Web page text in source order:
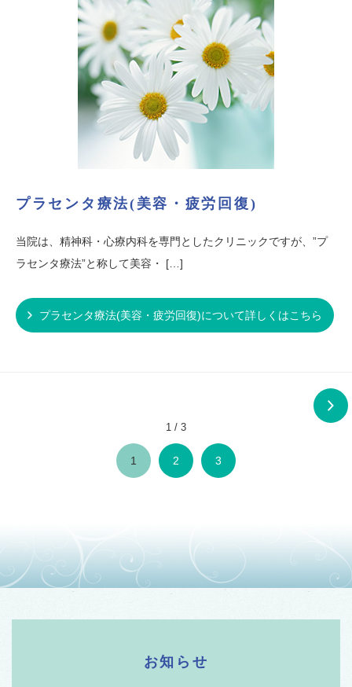
プラセンタ療法(美容・疲労回復)
当院は、精神科・心療内科を専門としたクリニックですが、”プ
ラセンタ療法”と称して美容・ […]
プラセンタ療法(美容・疲労回復)について詳しくはこちら
1 / 3
1 2 3
お知らせ